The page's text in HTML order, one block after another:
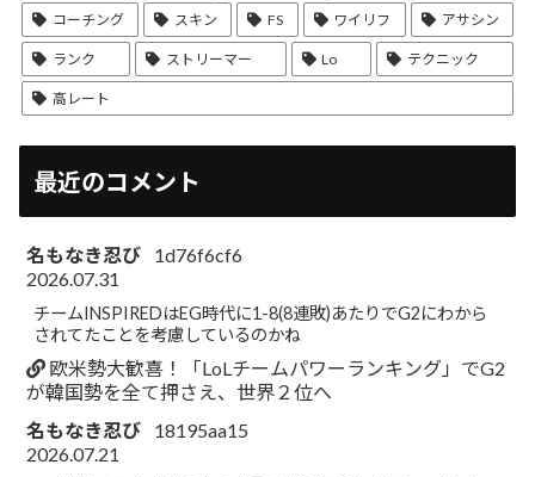
コーチング スキン FS ワイリフ アサシン
ランク ストリーマー Lo テクニック
高レート
最近のコメント
名もなき忍び
1d76f6cf6
2026.07.31
チームINSPIREDはEG時代に1-8(8連敗)あたりでG2にわから
されてたことを考慮しているのかね
欧米勢大歓喜！「LoLチームパワーランキング」でG2
が韓国勢を全て押さえ、世界２位へ
名もなき忍び
18195aa15
2026.07.21